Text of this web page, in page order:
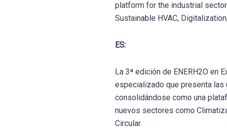
platform for the industrial
Sustainable HVAC,
ES:
La 3ª edición de ENERH2O en
especializado que presenta las
consolidándose como una
nuevos sectores como
Circular.